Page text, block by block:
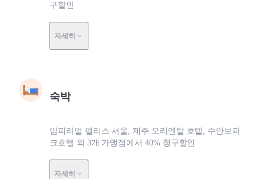
구할인
자세히
숙박
임피리얼 팰리스 서울, 제주 오리엔탈 호텔, 수안보파
크호텔 외 3개 가맹점에서 40% 청구할인
자세히